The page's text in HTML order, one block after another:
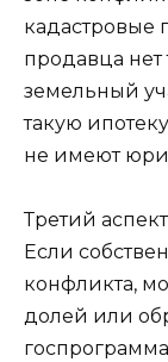
кадастровые
продавца нет
земельный
такую
не имеют
Третий
Если
конфликта,
долей или